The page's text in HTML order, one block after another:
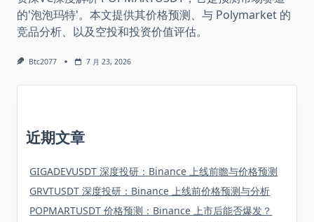
的'泡泡玛特'。本文提供其价格预测、与 Polymarket 的
竞品分析、以及空投和投资价值评估。
Btc2077 7 月 23, 2026
近期文章
GIGADEVUSDT 深度投研：Binance 上线前瞻与价格预测
GRVTUSDT 深度投研：Binance 上线前价格预测与分析
POPMARTUSDT 价格预测：Binance 上市后能否爆发？